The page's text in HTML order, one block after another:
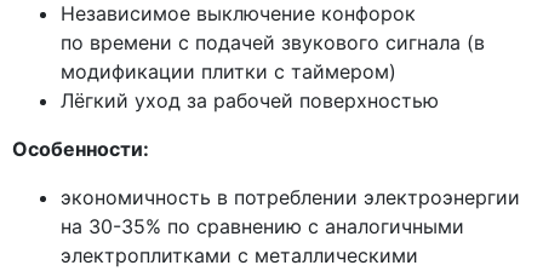
Независимое выключение конфорок
по времени с подачей звукового сигнала (в
модификации плитки с таймером)
Лёгкий уход за рабочей поверхностью
Особенности:
экономичность в потреблении электроэнергии
на 30-35% по сравнению с аналогичными
электроплитками с металлическими